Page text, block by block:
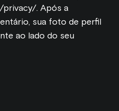
se na
. Após a
sua foto de perfil
ao lado do seu